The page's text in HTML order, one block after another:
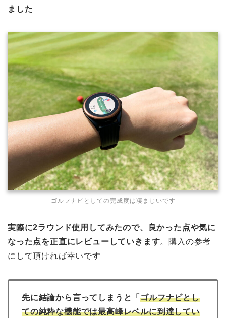
ました
ゴルフナビとしての完成度は凄まじいです
実際に2ラウンド使用してみたので、良かった点や気に
なった点を正直にレビューしていきます。購入の参考
にして頂ければ幸いです
先に結論から言ってしまうと「ゴルフナビとし
ての純粋な機能では最高峰レベルに到達してい